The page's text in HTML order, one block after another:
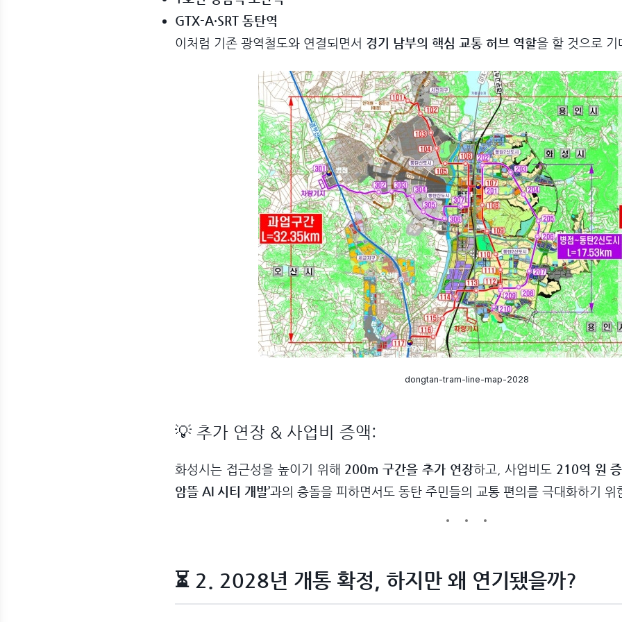
GTX-A·SRT 동탄역
이처럼 기존 광역철도와 연결되면서 경기 남부의 핵심 교통 허브 역할을 할 것으로 기
dongtan-tram-line-map-2028
💡 추가 연장 & 사업비 증액:
화성시는 접근성을 높이기 위해 200m 구간을 추가 연장하고, 사업비도 210억 원
암뜰 AI 시티 개발’과의 충돌을 피하면서도 동탄 주민들의 교통 편의를 극대화하기 위
⏳ 2. 2028년 개통 확정, 하지만 왜 연기됐을까?